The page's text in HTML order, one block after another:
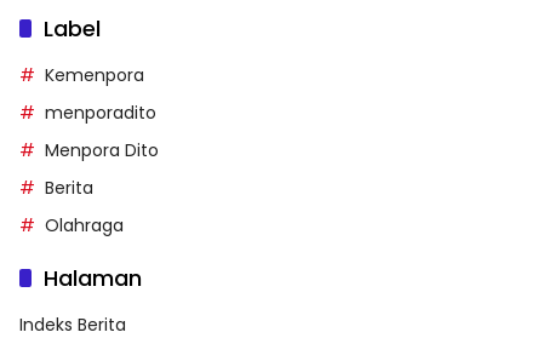
Label
Kemenpora
menporadito
Menpora Dito
Berita
Olahraga
Halaman
Indeks Berita